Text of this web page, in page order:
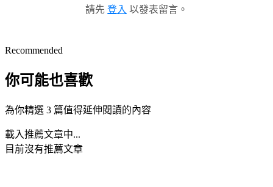
請先 登入 以發表留言。
Recommended
你可能也喜歡
為你精選 3 篇值得延伸閱讀的內容
載入推薦文章中...
目前沒有推薦文章